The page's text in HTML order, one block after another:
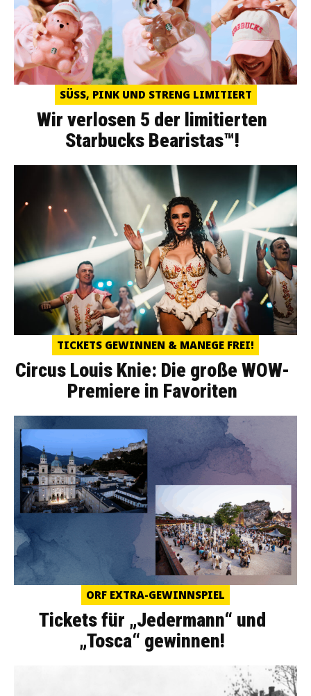
SÜSS, PINK UND STRENG LIMITIERT
Wir verlosen 5 der limitierten
Starbucks Bearistas™!
TICKETS GEWINNEN & MANEGE FREI!
Circus Louis Knie: Die große WOW-
Premiere in Favoriten
ORF EXTRA-GEWINNSPIEL
Tickets für „Jedermann“ und
„Tosca“ gewinnen!